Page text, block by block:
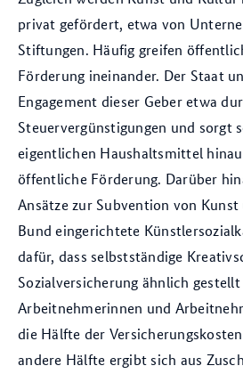
privat gefördert, etwa von
Stiftungen. Häufig greifen
Förderung ineinander. Der Staat
Engagement dieser Geber etwa
Steuervergünstigungen und sorgt
eigentlichen Haushaltsmittel
öffentliche Förderung. Darüber
Ansätze zur Subvention von
Bund eingerichtete
dafür, dass selbstständige
Sozialversicherung ähnlich
Arbeitnehmerinnen und
die Hälfte der
andere Hälfte ergibt sich aus